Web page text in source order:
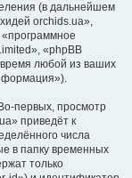
(в дальнейшем
orchids.ua»,
«phpBB
любой из ваших
первых, просмотр
приведёт к
числа
в папку временных
только